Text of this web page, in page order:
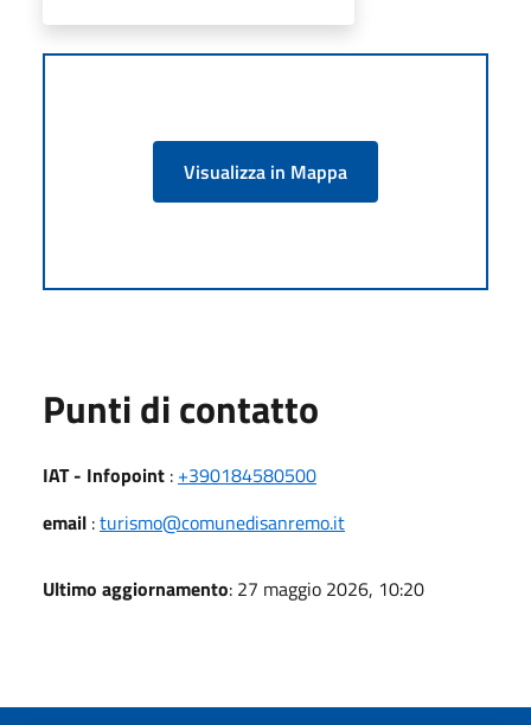
Visualizza in Mappa
Punti di contatto
IAT - Infopoint : +390184580500
email :turismo@comunedisanremo.it
Ultimo aggiornamento: 27 maggio 2026, 10:20